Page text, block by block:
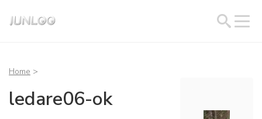
Home >
ledare06-ok